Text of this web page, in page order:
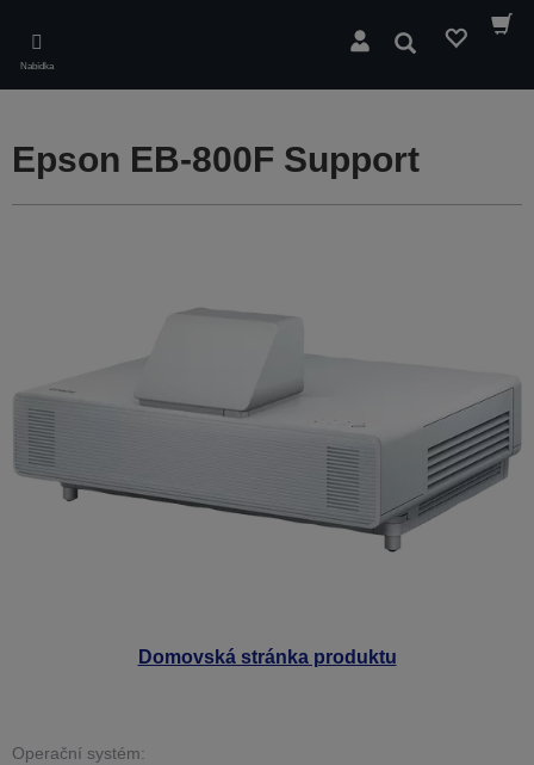
main
content
Nabídka
Hledat
Domovská stránka produktu
Epson EB-800F Support
Operační systém: